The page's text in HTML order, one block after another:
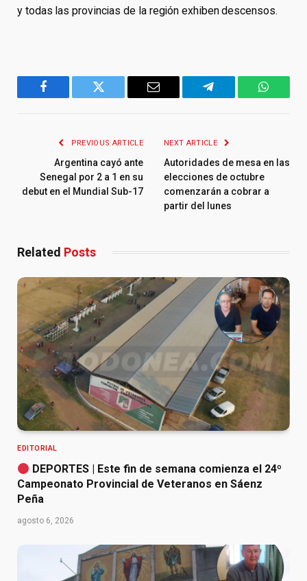
y todas las provincias de la región exhiben descensos.
Facebook Twitter Email Telegram
PREVIOUS ARTICLE
Argentina cayó ante
Senegal por 2 a 1 en su
debut en el Mundial Sub-17
NEXT ARTICLE
Autoridades de mesa en las
elecciones de octubre
comenzarán a cobrar a
partir del lunes
Related Posts
EDITORIAL
DEPORTES | Este fin de semana comienza el 24º
Campeonato Provincial de Veteranos en Sáenz
Peña
agosto 6, 2026